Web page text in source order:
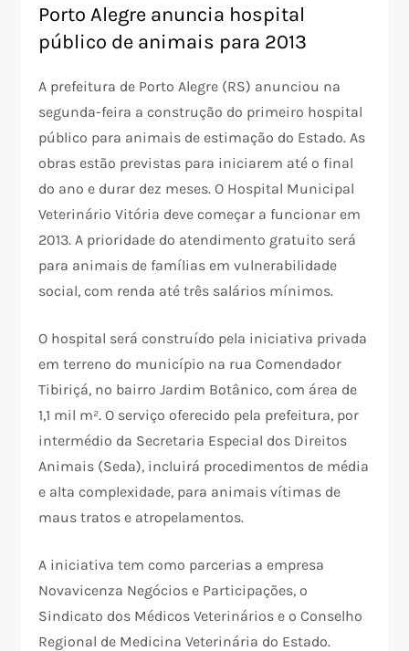
Porto Alegre anuncia hospital
público de animais para 2013
A prefeitura de Porto Alegre (RS) anunciou na
segunda-feira a construção do primeiro hospital
público para animais de estimação do Estado. As
obras estão previstas para iniciarem até o final
do ano e durar dez meses. O Hospital Municipal
Veterinário Vitória deve começar a funcionar em
2013. A prioridade do atendimento gratuito será
para animais de famílias em vulnerabilidade
social, com renda até três salários mínimos.
O hospital será construído pela iniciativa privada
em terreno do município na rua Comendador
Tibiriçá, no bairro Jardim Botânico, com área de
1,1 mil m². O serviço oferecido pela prefeitura, por
intermédio da Secretaria Especial dos Direitos
Animais (Seda), incluirá procedimentos de média
e alta complexidade, para animais vítimas de
maus tratos e atropelamentos.
A iniciativa tem como parcerias a empresa
Novavicenza Negócios e Participações, o
Sindicato dos Médicos Veterinários e o Conselho
Regional de Medicina Veterinária do Estado.